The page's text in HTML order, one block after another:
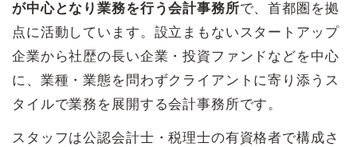
が中心となり業務を行う会計事務所で、首都圏を拠
点に活動しています。設立まもないスタートアップ
企業から社歴の長い企業・投資ファンドなどを中心
に、業種・業態を問わずクライアントに寄り添うス
タイルで業務を展開する会計事務所です。
スタッフは公認会計士・税理士の有資格者で構成さ